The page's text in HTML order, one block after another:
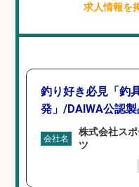
求人情報を
釣り好き必見「釣
発」/DAIWA公認
会社名
株式会社ス
ツ